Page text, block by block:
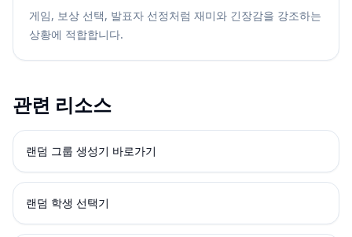
게임, 보상 선택, 발표자 선정처럼 재미와 긴장감을 강조하는
상황에 적합합니다.
관련 리소스
랜덤 그룹 생성기 바로가기
랜덤 학생 선택기